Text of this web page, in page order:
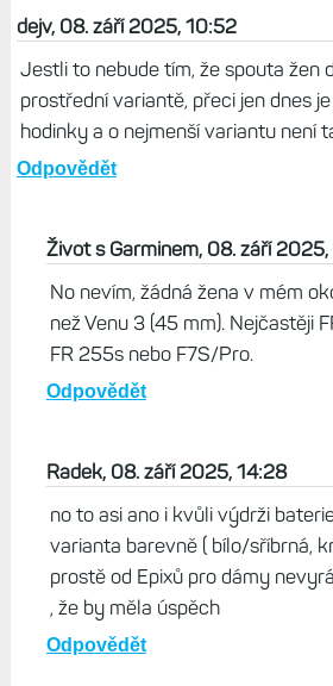
dejv, 08. září 2025, 10:52
Jestli to nebude tím, že spouta žen
prostřední variantě, přeci jen dnes
hodinky a o nejmenší variantu není
Odpovědět
Život s Garminem, 08. září 2025,
No nevím, žádná žena v mém
než Venu 3 (45 mm). Nejčastěji
FR 255s nebo F7S/Pro.
Odpovědět
Radek, 08. září 2025, 14:28
no to asi ano i kvůli výdrži
varianta barevně ( bílo/sříbrná,
prostě od Epixů pro dámy
, že by měla úspěch
Odpovědět